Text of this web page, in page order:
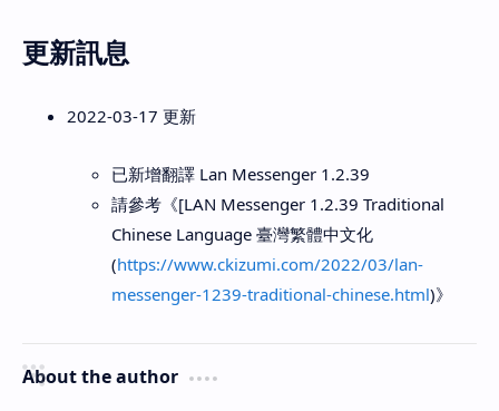
更新訊息
2022-03-17 更新
已新增翻譯 Lan Messenger 1.2.39
請參考《[LAN Messenger 1.2.39 Traditional
Chinese Language 臺灣繁體中文化
(https://www.ckizumi.com/2022/03/lan-
messenger-1239-traditional-chinese.html)》
About the author